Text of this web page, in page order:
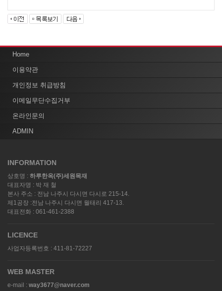
Home
이용약관
개인정보 취급방침
이메일무단수집거부
온라인문의
ADMIN
INFORMATION
상호명 : 하루한옥(주)세원목재
대표자명 : 박 재 철
본사 주소 : 전남 나주시 다시면 다시로 215-14.
제1공장 :전남 나주시 다시면 월태리 417-13.
대표전화 : 061-461-2388
LICENCE
사업자등록번호 : 411-81-72227
WEB MASTER
e-mail : way3677@naver.com